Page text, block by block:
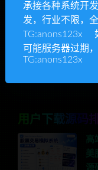
区块链开
用户下载源码
高
美
源
承接各种系统开
发，行业不限，
TG:anons123x
可能服务器过期
TG:anons123x